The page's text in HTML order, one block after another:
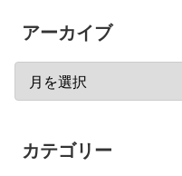
アーカイブ
カテゴリー